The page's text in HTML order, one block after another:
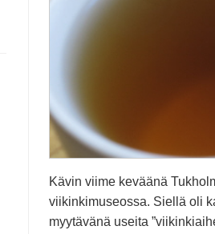
Kävin viime keväänä
viikinkimuseossa. Siellä oli
myytävänä useita